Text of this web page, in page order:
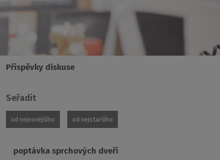
Příspěvky diskuse
Seřadit
od nejnovějšího od nejstaršího
poptávka sprchových dveří